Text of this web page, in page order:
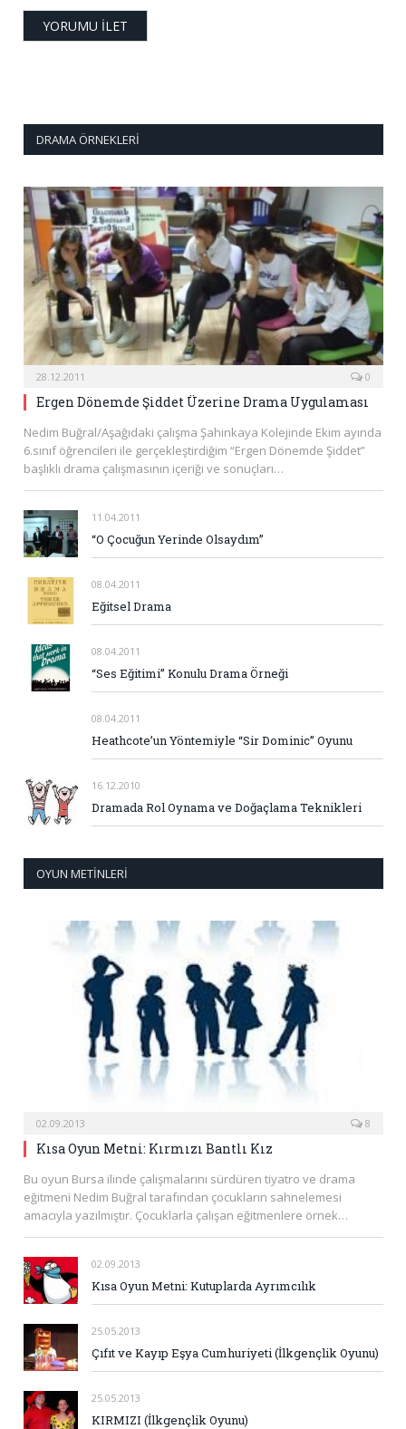
DRAMA ÖRNEKLERI
28.12.2011 0
Ergen Dönemde Şiddet Üzerine Drama Uygulaması
Nedim Buğral/Aşağıdaki çalışma Şahinkaya Kolejinde Ekim ayında
6.sınıf öğrencileri ile gerçekleştirdiğim “Ergen Dönemde Şiddet”
başlıklı drama çalışmasının içeriği ve sonuçları…
11.04.2011
“O Çocuğun Yerinde Olsaydım”
08.04.2011
Eğitsel Drama
08.04.2011
“Ses Eğitimi” Konulu Drama Örneği
08.04.2011
Heathcote’un Yöntemiyle “Sir Dominic” Oyunu
16.12.2010
Dramada Rol Oynama ve Doğaçlama Teknikleri
OYUN METINLERI
02.09.2013 8
Kısa Oyun Metni: Kırmızı Bantlı Kız
Bu oyun Bursa ilinde çalışmalarını sürdüren tiyatro ve drama
eğitmeni Nedim Buğral tarafından çocukların sahnelemesi
amacıyla yazılmıştır. Çocuklarla çalışan eğitmenlere örnek…
02.09.2013
Kısa Oyun Metni: Kutuplarda Ayrımcılık
25.05.2013
Çıfıt ve Kayıp Eşya Cumhuriyeti (İlkgençlik Oyunu)
25.05.2013
KIRMIZI (İlkgençlik Oyunu)